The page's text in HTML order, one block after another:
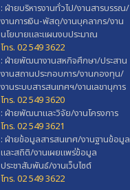
: ฝ่ายบริหารงานทั่วไป/งานสารบรรณ/
งานการเงิน-พัสดุ/งานบุคลากร/งาน
นโยบายและแผนงบประมาณ
โทร. 02 549 3622
: ฝ่ายพัฒนางานสหกิจศึกษา/ประสาน
งานสถานประกอบการ/งานกองทุน/
งานระบบสารสนเทศฯ/งานเลขานุการ
โทร. 02 549 3620
: ฝ่ายพัฒนาและวิจัย/งานโครงการ
โทร. 02 549 3621
: ฝ่ายข้อมูลสารสนเทศ/งานฐานข้อมูล
และสถิติ/งานเผยแพร่ข้อมูล
ประชาสัมพันธ์/งานเว็บไซต์
โทร. 02 549 3622